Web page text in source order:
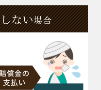
ない場合